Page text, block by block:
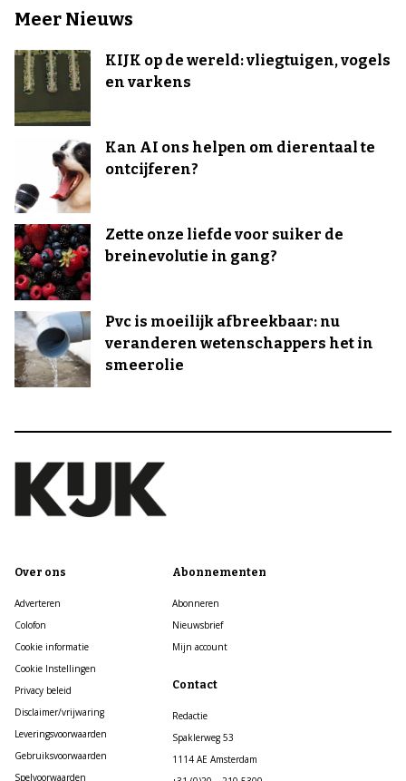
Meer Nieuws
KIJK op de wereld: vliegtuigen, vogels
en varkens
Kan AI ons helpen om dierentaal te
ontcijferen?
Zette onze liefde voor suiker de
breinevolutie in gang?
Pvc is moeilijk afbreekbaar: nu
veranderen wetenschappers het in
smeerolie
Over ons
Adverteren
Colofon
Cookie informatie
Cookie Instellingen
Privacy beleid
Disclaimer/vrijwaring
Leveringsvoorwaarden
Gebruiksvoorwaarden
Spelvoorwaarden
Abonnementen
Abonneren
Nieuwsbrief
Mijn account
Contact
Redactie
Spaklerweg 53
1114 AE Amsterdam